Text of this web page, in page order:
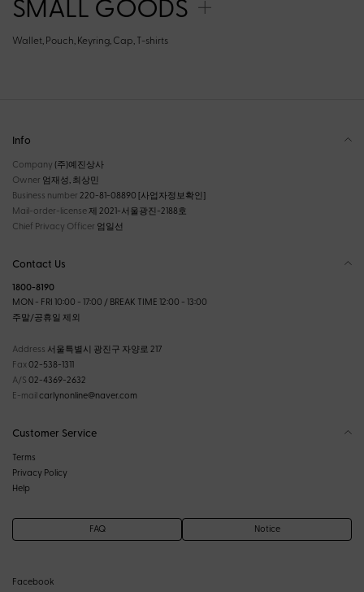
Wallet, Pouch, Keyring, Cap, T-shirts
Info
Company (주)예진상사
Owner 엄재성, 최상민
Business number 220-81-08890 [사업자정보확인]
Mail-order-license 제 2021-서울광진-2188호
Chief Privacy Officer 엄일선
Contact Us
1800-8190
MON - FRI 10:00 - 17:00 / BREAK TIME 12:00 - 13:00
주말/공휴일 제외
Address 서울특별시 광진구 자양로 217
Fax02-538-1311
A/S 02-4369-2632
E-mailcarlynonline@naver.com
Customer Service
Terms
Privacy Policy
Help
FAQ Notice
Facebook